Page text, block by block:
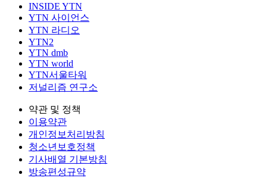
INSIDE YTN
YTN 사이언스
YTN 라디오
YTN2
YTN dmb
YTN world
YTN서울타워
저널리즘 연구소
약관 및 정책
이용약관
개인정보처리방침
청소년보호정책
기사배열 기본방침
방송편성규약